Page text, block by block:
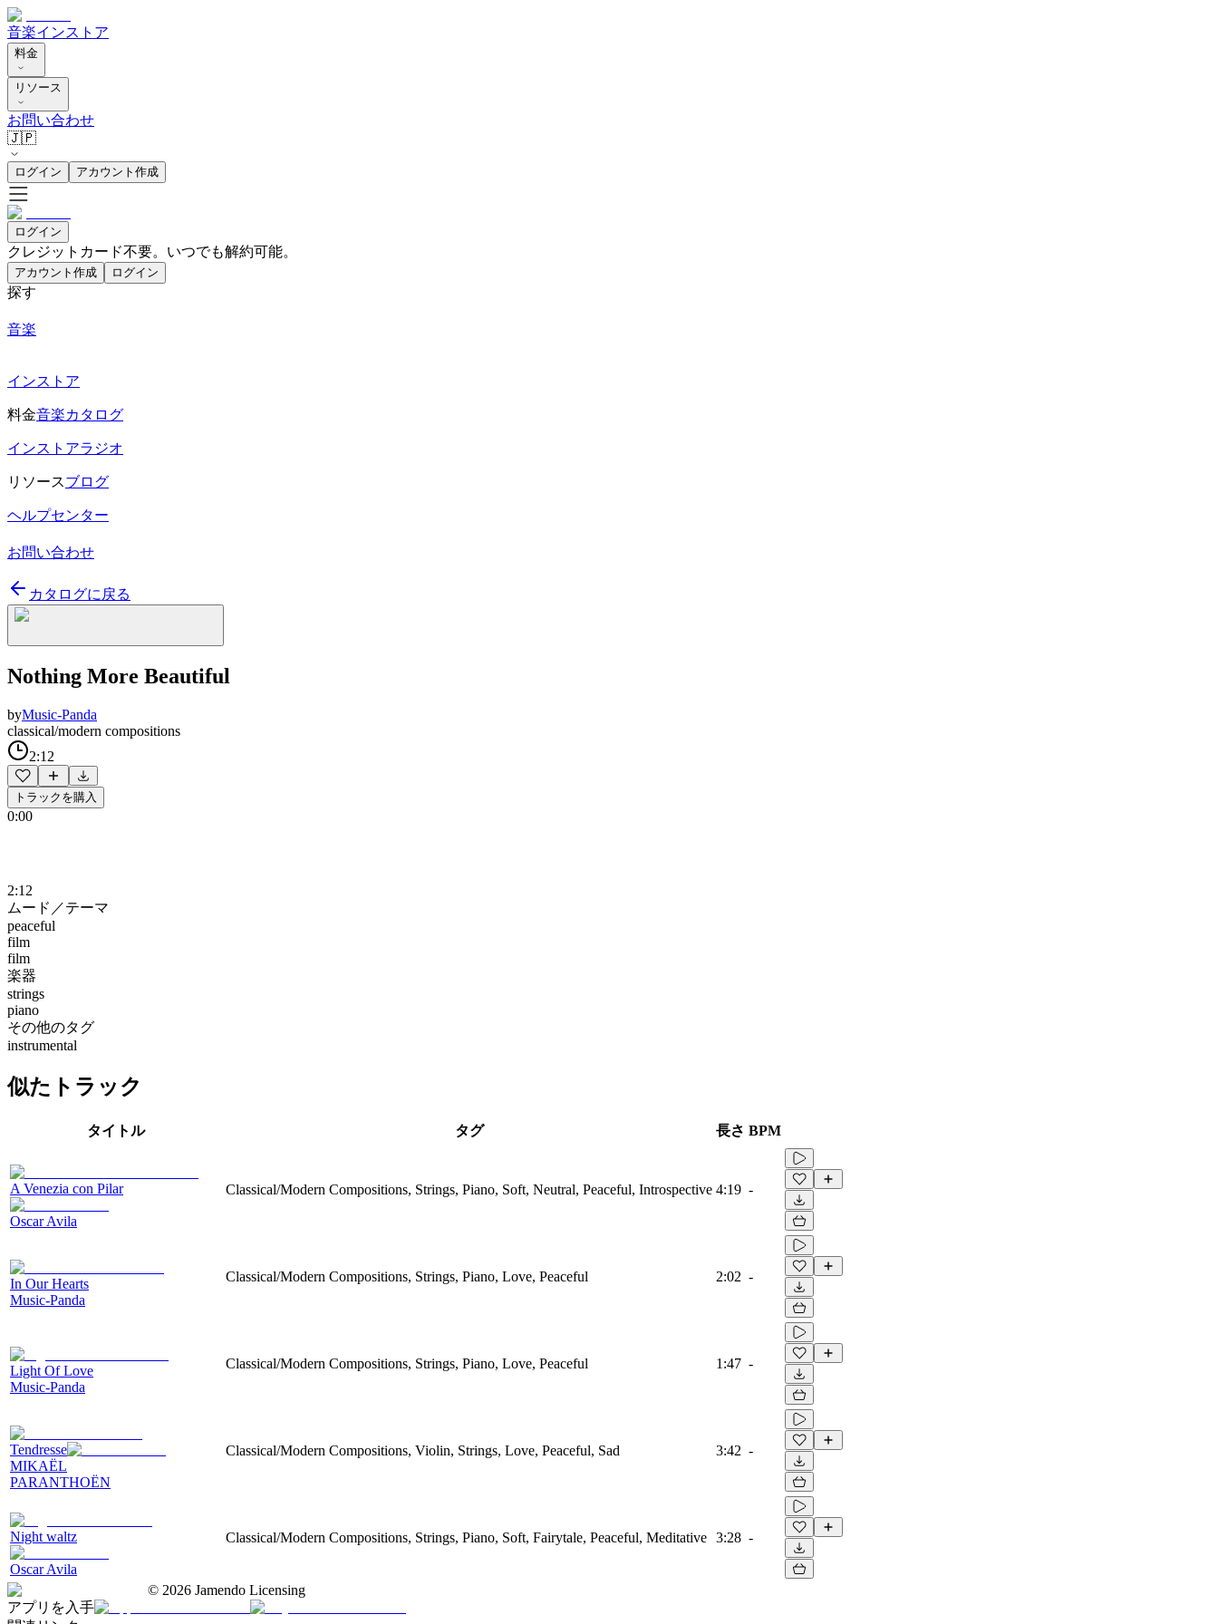
音楽インストア
料金
リソース
お問い合わせ
🇯🇵
ログイン アカウント作成
ログイン
クレジットカード不要。いつでも解約可能。
アカウント作成 ログイン
探す
音楽
インストア
料金音楽カタログ
インストアラジオ
リソースブログ
ヘルプセンター
お問い合わせ
カタログに戻る
Nothing More Beautiful
byMusic-Panda
classical/modern compositions
2:12
トラックを購入
0:00
2:12
ムード／テーマ
peaceful
film
film
楽器
strings
piano
その他のタグ
instrumental
似たトラック
タイトル タグ 長さ BPM
A Venezia con Pilar
Oscar Avila
Classical/Modern Compositions, Strings, Piano, Soft, Neutral, Peaceful, Introspective 4:19 -
In Our Hearts
Music-Panda
Classical/Modern Compositions, Strings, Piano, Love, Peaceful 2:02 -
Light Of Love
Music-Panda
Classical/Modern Compositions, Strings, Piano, Love, Peaceful 1:47 -
Tendresse
MIKAËL
PARANTHOËN
Classical/Modern Compositions, Violin, Strings, Love, Peaceful, Sad 3:42 -
Night waltz
Oscar Avila
Classical/Modern Compositions, Strings, Piano, Soft, Fairytale, Peaceful, Meditative 3:28 -
© 2026 Jamendo Licensing
アプリを入手